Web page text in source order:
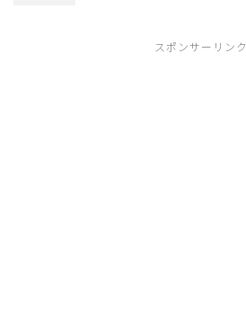
スポンサーリンク